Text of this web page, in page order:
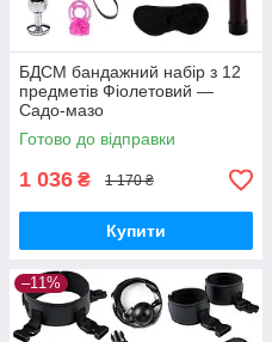
БДСМ бандажний набір з 12
предметів Фіолетовий —
Садо-мазо
Готово до відправки
1 036 ₴ 1 170 ₴
Купити
–11%